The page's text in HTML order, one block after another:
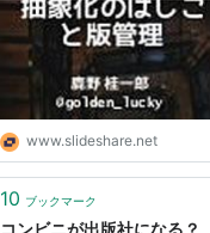
www.slideshare.net
10 ブックマーク
コンビニが出版社になる？